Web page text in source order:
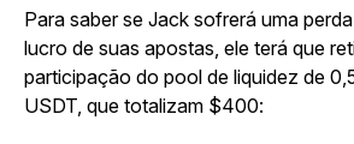
Para saber se Jack sofrerá uma
lucro de suas apostas, ele terá que
participação do pool de liquidez de
USDT, que totalizam $400: